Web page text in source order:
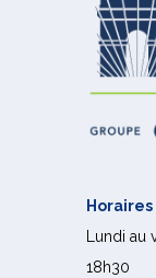
Horaires
Lundi au
18h30